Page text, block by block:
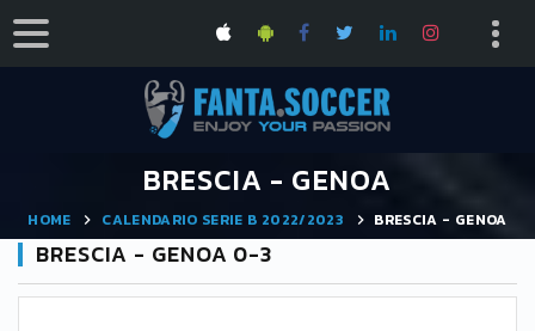
BRESCIA - GENOA
HOME CALENDARIO SERIE B 2022/2023 BRESCIA - GENOA
BRESCIA - GENOA 0-3